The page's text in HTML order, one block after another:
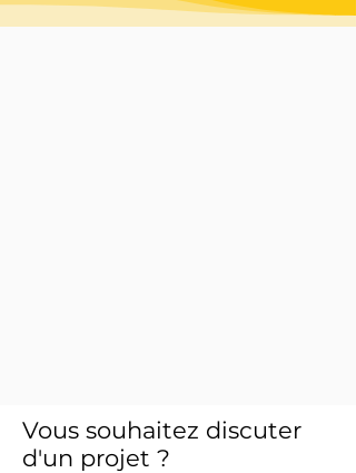
Vous souhaitez discuter
d'un projet ?